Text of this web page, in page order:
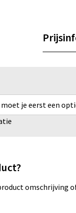
je eerst een
omschrijving